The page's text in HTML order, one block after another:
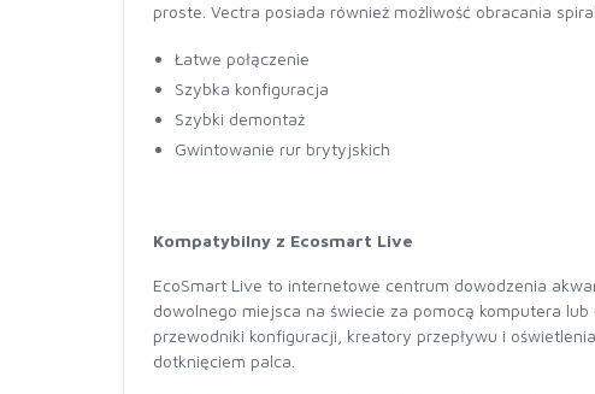
proste. Vectra posiada również możliwość obracania
Łatwe połączenie
Szybka konfiguracja
Szybki demontaż
Gwintowanie rur brytyjskich
Kompatybilny z Ecosmart Live
EcoSmart Live to internetowe centrum dowodzenia
dowolnego miejsca na świecie za pomocą komputera
przewodniki konfiguracji, kreatory przepływu i
dotknięciem palca.